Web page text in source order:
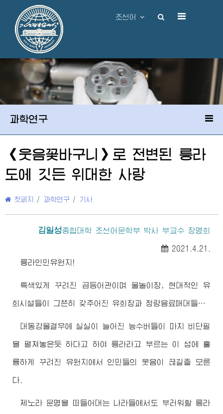
조선어
과학연구
《웃음꽃바구니》로 전변된 릉라
도에 깃든 위대한 사랑
첫페지 / 과학연구 / 기사
김일성종합대학 조선어문학부 박사 부교수 장명희
2021.4.21.
릉라인민유원지!
특색있게 꾸려진 곱등어관이며 물놀이장, 현대적인 유
희시설들이 그쯘히 갖추어진 유희장과 청량음료매대들…
대동강물결우에 실실이 늘어진 능수버들이 마치 비단필
을 펼쳐놓은듯 하다고 하여 릉라라고 부르는 이 섬에 훌
륭하게 꾸려진 유원지에서 인민들의 웃음이 끊길줄 모른
다.
제노라 문명을 떠들어대는 나라들에서도 부러워할 릉라